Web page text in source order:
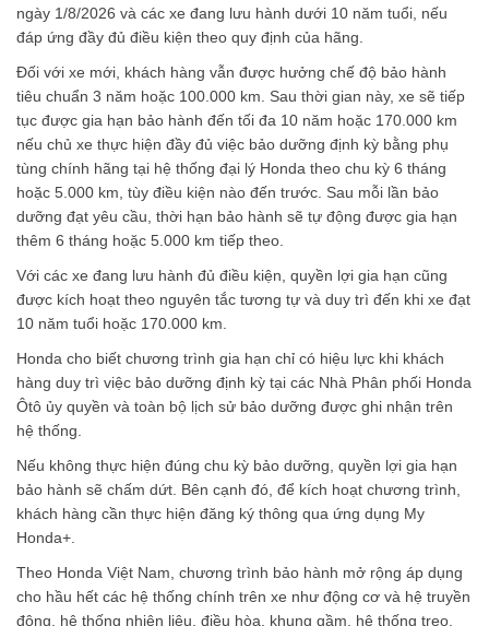
ngày 1/8/2026 và các xe đang lưu hành dưới 10 năm tuổi, nếu
đáp ứng đầy đủ điều kiện theo quy định của hãng.
Đối với xe mới, khách hàng vẫn được hưởng chế độ bảo hành
tiêu chuẩn 3 năm hoặc 100.000 km. Sau thời gian này, xe sẽ tiếp
tục được gia hạn bảo hành đến tối đa 10 năm hoặc 170.000 km
nếu chủ xe thực hiện đầy đủ việc bảo dưỡng định kỳ bằng phụ
tùng chính hãng tại hệ thống đại lý Honda theo chu kỳ 6 tháng
hoặc 5.000 km, tùy điều kiện nào đến trước. Sau mỗi lần bảo
dưỡng đạt yêu cầu, thời hạn bảo hành sẽ tự động được gia hạn
thêm 6 tháng hoặc 5.000 km tiếp theo.
Với các xe đang lưu hành đủ điều kiện, quyền lợi gia hạn cũng
được kích hoạt theo nguyên tắc tương tự và duy trì đến khi xe đạt
10 năm tuổi hoặc 170.000 km.
Honda cho biết chương trình gia hạn chỉ có hiệu lực khi khách
hàng duy trì việc bảo dưỡng định kỳ tại các Nhà Phân phối Honda
Ôtô ủy quyền và toàn bộ lịch sử bảo dưỡng được ghi nhận trên
hệ thống.
Nếu không thực hiện đúng chu kỳ bảo dưỡng, quyền lợi gia hạn
bảo hành sẽ chấm dứt. Bên cạnh đó, để kích hoạt chương trình,
khách hàng cần thực hiện đăng ký thông qua ứng dụng My
Honda+.
Theo Honda Việt Nam, chương trình bảo hành mở rộng áp dụng
cho hầu hết các hệ thống chính trên xe như động cơ và hệ truyền
động, hệ thống nhiên liệu, điều hòa, khung gầm, hệ thống treo,